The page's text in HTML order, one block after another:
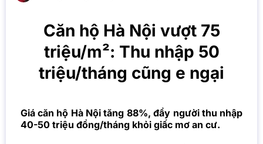
Căn hộ Hà Nội vượt 75
triệu/m²: Thu nhập 50
triệu/tháng cũng e ngại
Giá căn hộ Hà Nội tăng 88%, đẩy người thu nhập
40-50 triệu đồng/tháng khỏi giấc mơ an cư.